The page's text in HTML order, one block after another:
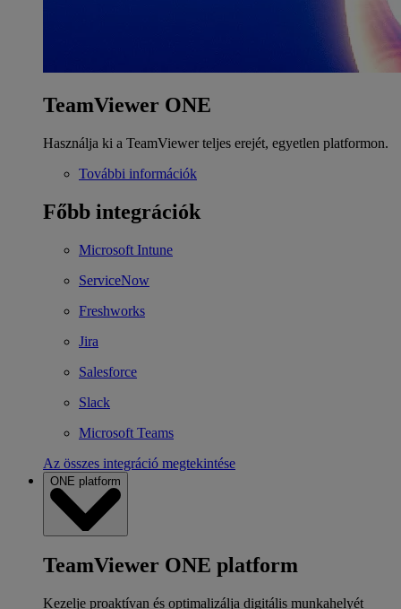
TeamViewer ONE
Használja ki a TeamViewer teljes erejét, egyetlen platformon.
További információk
Főbb integrációk
Microsoft Intune
ServiceNow
Freshworks
Jira
Salesforce
Slack
Microsoft Teams
Az összes integráció megtekintése
ONE platform
TeamViewer ONE platform
Kezelje proaktívan és optimalizálja digitális munkahelyét